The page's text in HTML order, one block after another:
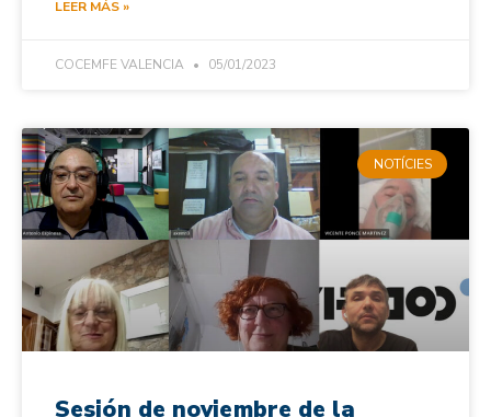
LEER MÁS »
COCEMFE VALENCIA 05/01/2023
NOTÍCIES
Sesión de noviembre de la